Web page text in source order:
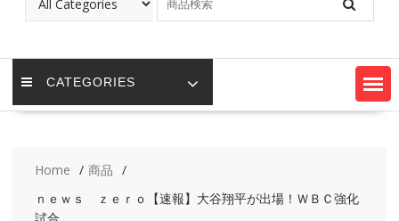
CATEGORIES
Home
商品
ｎｅｗｓ ｚｅｒｏ【速報】大谷翔平が出場！ＷＢＣ強化